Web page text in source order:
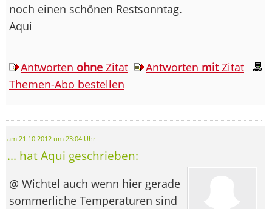
noch einen schönen Restsonntag.
Aqui
Antworten ohne Zitat Antworten mitZitat
Themen-Abo bestellen
am 21.10.2012 um 23:04 Uhr
... hat Aqui geschrieben:
@ Wichtel auch wenn hier gerade
sommerliche Temperaturen sind